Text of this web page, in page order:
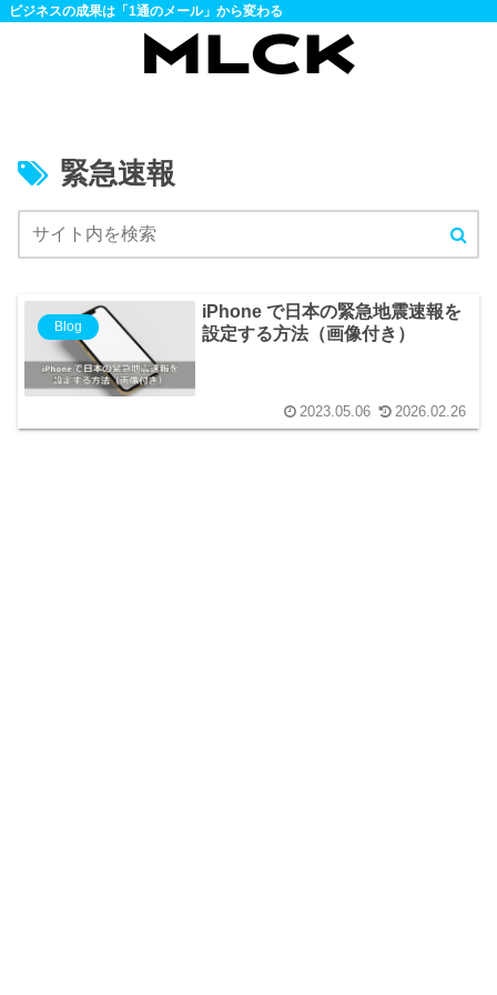
ビジネスの成果は「1通のメール」から変わる
緊急速報
Blog
iPhone で日本の緊急地震速報を
設定する方法（画像付き）
2023.05.06 2026.02.26